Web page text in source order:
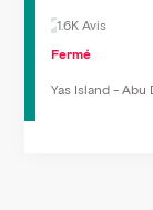
1.6K Avis
Fermé
Yas Island - Abu